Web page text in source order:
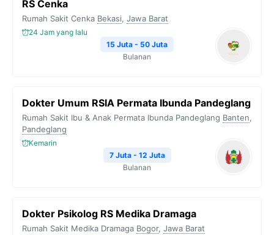
RS Cenka
Rumah Sakit Cenka Bekasi, Jawa Barat
24 Jam yang lalu
15 Juta - 50 Juta
Bulanan
Dokter Umum RSIA Permata Ibunda Pandeglang
Rumah Sakit Ibu & Anak Permata Ibunda Pandeglang Banten,
Pandeglang
Kemarin
7 Juta - 12 Juta
Bulanan
Dokter Psikolog RS Medika Dramaga
Rumah Sakit Medika Dramaga Bogor, Jawa Barat